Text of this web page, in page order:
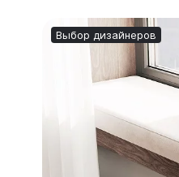
Выбор дизайнеров